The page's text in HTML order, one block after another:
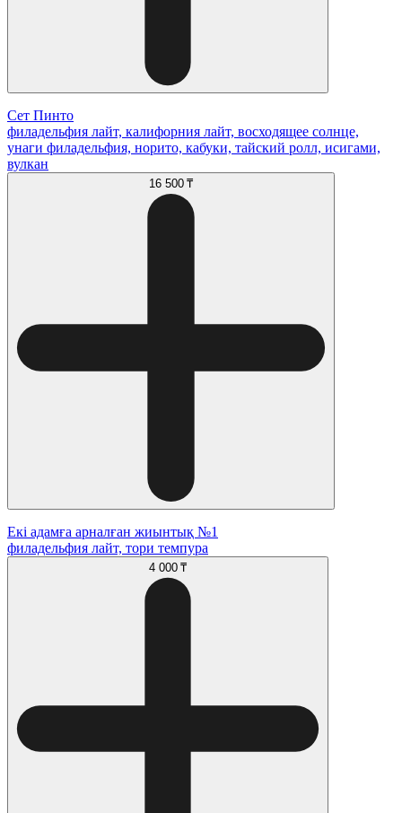
Сет Пинто
филадельфия лайт, калифорния лайт, восходящее солнце,
унаги филадельфия, норито, кабуки, тайский ролл, исигами,
вулкан
16 500 ₸
Екі адамға арналған жиынтық №1
филадельфия лайт, тори темпура
4 000 ₸